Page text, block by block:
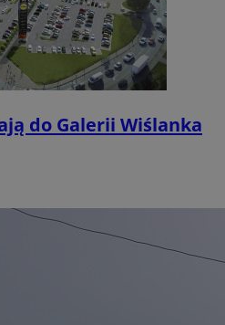
do Galerii Wiślanka